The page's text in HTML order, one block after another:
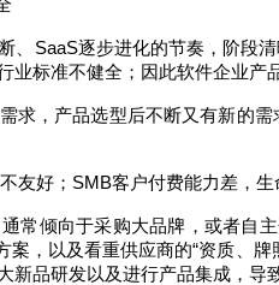
、 SaaS逐步进化的节奏，阶段
标准不健全；因此软件企业产
求，产品选型后不断又有新的
友好； SMB客户付费能力差，
常倾向于采购大品牌，或者自
案，以及看重供应商的“资质、
品研发以及进行产品集成，导